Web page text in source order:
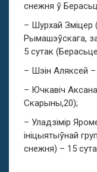
снежня ў
– Шурхай Зміцер
Рымашэўскага,
5 сутак
– Шэін Аляксей –
– Ючкавіч
Скарыны,20);
– Уладзімір
ініцыятыўнай
снежня) – 15